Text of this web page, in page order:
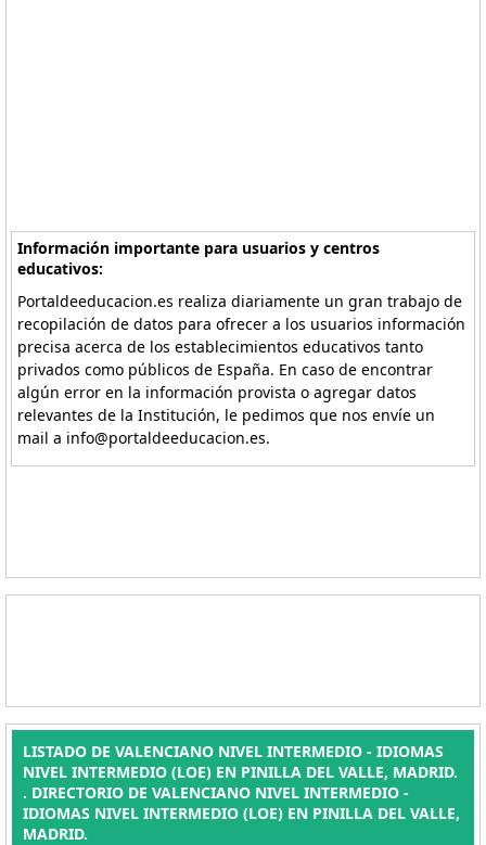
Información importante para usuarios y centros
educativos:
Portaldeeducacion.es realiza diariamente un gran trabajo de
recopilación de datos para ofrecer a los usuarios información
precisa acerca de los establecimientos educativos tanto
privados como públicos de España. En caso de encontrar
algún error en la información provista o agregar datos
relevantes de la Institución, le pedimos que nos envíe un
mail a info@portaldeeducacion.es.
LISTADO DE VALENCIANO NIVEL INTERMEDIO - IDIOMAS
NIVEL INTERMEDIO (LOE) EN PINILLA DEL VALLE, MADRID.
. DIRECTORIO DE VALENCIANO NIVEL INTERMEDIO -
IDIOMAS NIVEL INTERMEDIO (LOE) EN PINILLA DEL VALLE,
MADRID.